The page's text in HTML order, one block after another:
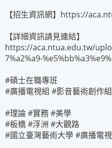
【招生資訊網】https://
【詳細資訊請見連結】
https://aca.ntua.edu.tw/
7%a2%a9-
#碩士在職專班
#廣播電視組 #影音藝術創作組
#理論 #實務 #美學
#板橋 #浮洲 #大觀路
#國立臺灣藝術大學 #廣播電